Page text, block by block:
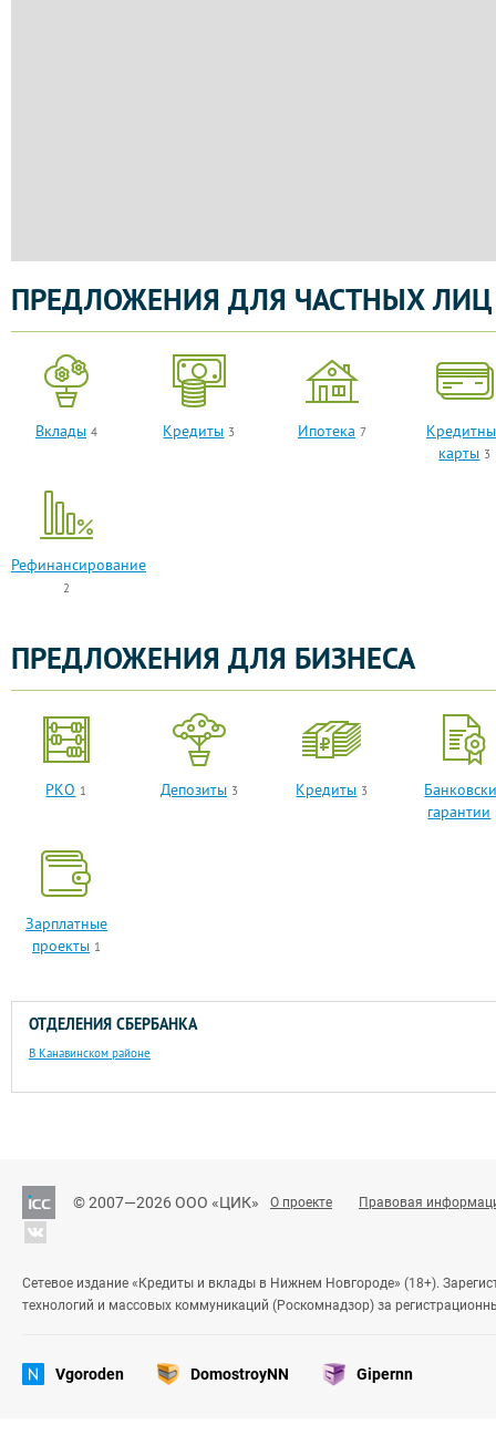
ПРЕДЛОЖЕНИЯ ДЛЯ ЧАСТНЫХ ЛИЦ
Вклады 4 Кредиты 3 Ипотека 7
карты 3
Рефинансирование
2
ПРЕДЛОЖЕНИЯ ДЛЯ БИЗНЕСА
РКО 1 Депозиты 3 Кредиты 3
гарантии
Зарплатные
проекты 1
ОТДЕЛЕНИЯ СБЕРБАНКА
В Канавинском районе
© 2007—2026 ООО «ЦИК» О проекте Правовая
Сетевое издание «Кредиты и вклады в Нижнем Новгороде» (18+).
технологий и массовых коммуникаций (Роскомнадзор) за
Vgoroden DomostroyNN Gipernn